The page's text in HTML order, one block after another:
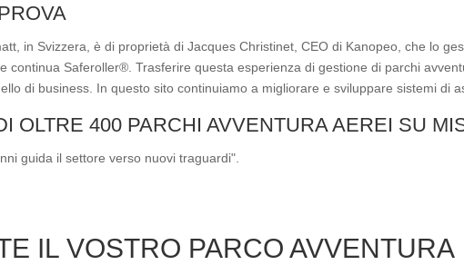
in Svizzera, è di proprietà di Jacques Christinet, CEO di Kanopeo, che lo
continua Saferoller®. Trasferire questa esperienza di gestione di parchi
di business. In questo sito continuiamo a migliorare e sviluppare sistemi di
OLTRE 400 PARCHI AVVENTURA AEREI SU
guida il settore verso nuovi traguardi".
IL VOSTRO PARCO AVVENTURA